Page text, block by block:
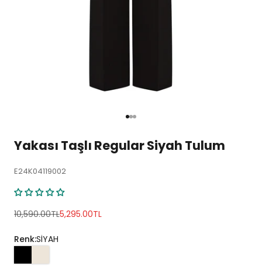
1 ögesine git
2 ögesine git
3 ögesine git
Yakası Taşlı Regular Siyah Tulum
E24K04119002
Normal fiyat
10,590.00TLİndirimli fiyat
5,295.00TL
Renk:SİYAH